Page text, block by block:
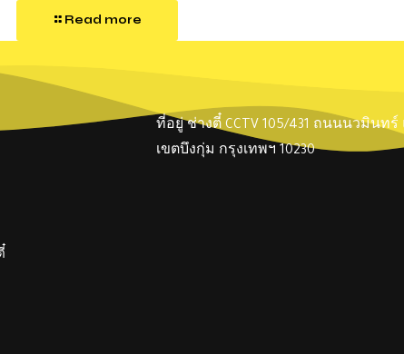
Read more
ที่อยู่ ช่างตี๋ CCTV 105/431 ถนนนวมินท
เขตบึงกุ่ม กรุงเทพฯ 10230